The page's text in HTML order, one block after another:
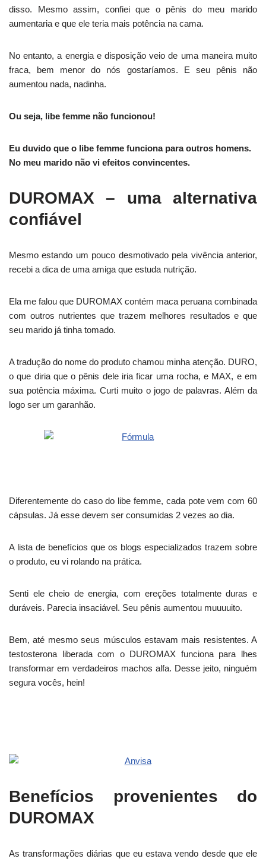
disso. Mesmo assim, confiei que o pênis do meu marido
aumentaria e que ele teria mais potência na cama.
No entanto, a energia e disposição veio de uma maneira muito
fraca, bem menor do nós gostaríamos. E seu pênis não
aumentou nada, nadinha.
Ou seja, libe femme não funcionou!
Eu duvido que o libe femme funciona para outros homens.
No meu marido não vi efeitos convincentes.
DUROMAX – uma alternativa
confiável
Mesmo estando um pouco desmotivado pela vivência anterior,
recebi a dica de uma amiga que estuda nutrição.
Ela me falou que DUROMAX contém maca peruana combinada
com outros nutrientes que trazem melhores resultados e que
seu marido já tinha tomado.
A tradução do nome do produto chamou minha atenção. DURO,
o que diria que o pênis dele iria ficar uma rocha, e MAX, e em
sua potência máxima. Curti muito o jogo de palavras. Além da
logo ser um garanhão.
Diferentemente do caso do libe femme, cada pote vem com 60
cápsulas. Já esse devem ser consumidas 2 vezes ao dia.
A lista de benefícios que os blogs especializados trazem sobre
o produto, eu vi rolando na prática.
Senti ele cheio de energia, com ereções totalmente duras e
duráveis. Parecia insaciável. Seu pênis aumentou muuuuito.
Bem, até mesmo seus músculos estavam mais resistentes. A
testosterona liberada com o DUROMAX funciona para lhes
transformar em verdadeiros machos alfa. Desse jeito, ninguém
segura vocês, hein!
Benefícios provenientes do
DUROMAX
As transformações diárias que eu estava vendo desde que ele